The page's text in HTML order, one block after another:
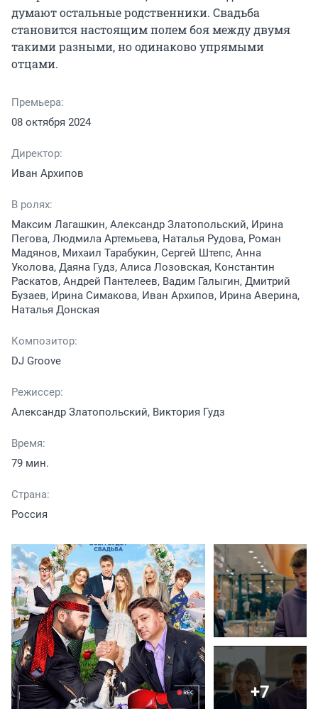
думают остальные родственники. Свадьба
становится настоящим полем боя между двумя
такими разными, но одинаково упрямыми
отцами.
Премьера:
08 октября 2024
Директор:
Иван Архипов
В ролях:
Максим Лагашкин, Александр Златопольский, Ирина
Пегова, Людмила Артемьева, Наталья Рудова, Роман
Мадянов, Михаил Тарабукин, Сергей Штепс, Анна
Уколова, Даяна Гудз, Алиса Лозовская, Константин
Раскатов, Андрей Пантелеев, Вадим Галыгин, Дмитрий
Бузаев, Ирина Симакова, Иван Архипов, Ирина Аверина,
Наталья Донская
Композитор:
DJ Groove
Режиссер:
Александр Златопольский, Виктория Гудз
Время:
79 мин.
Страна:
Россия
+7